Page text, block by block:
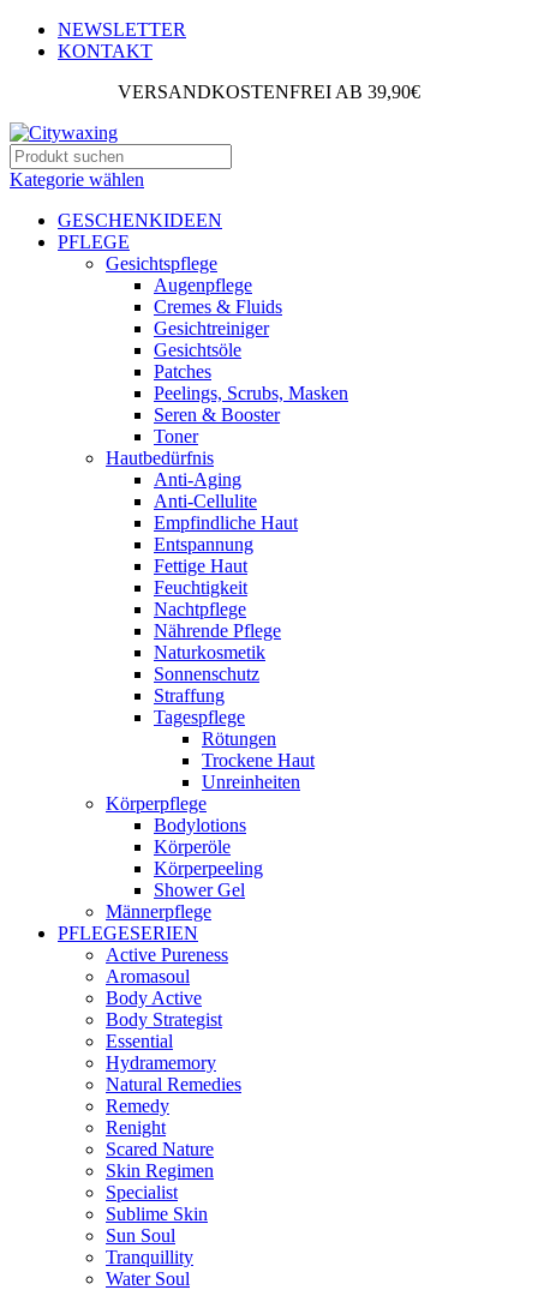
NEWSLETTER
KONTAKT
VERSANDKOSTENFREI AB 39,90€
Kategorie wählen
GESCHENKIDEEN
PFLEGE
Gesichtspflege
Augenpflege
Cremes & Fluids
Gesichtreiniger
Gesichtsöle
Patches
Peelings, Scrubs, Masken
Seren & Booster
Toner
Hautbedürfnis
Anti-Aging
Anti-Cellulite
Empfindliche Haut
Entspannung
Fettige Haut
Feuchtigkeit
Nachtpflege
Nährende Pflege
Naturkosmetik
Sonnenschutz
Straffung
Tagespflege
Rötungen
Trockene Haut
Unreinheiten
Körperpflege
Bodylotions
Körperöle
Körperpeeling
Shower Gel
Männerpflege
PFLEGESERIEN
Active Pureness
Aromasoul
Body Active
Body Strategist
Essential
Hydramemory
Natural Remedies
Remedy
Renight
Scared Nature
Skin Regimen
Specialist
Sublime Skin
Sun Soul
Tranquillity
Water Soul